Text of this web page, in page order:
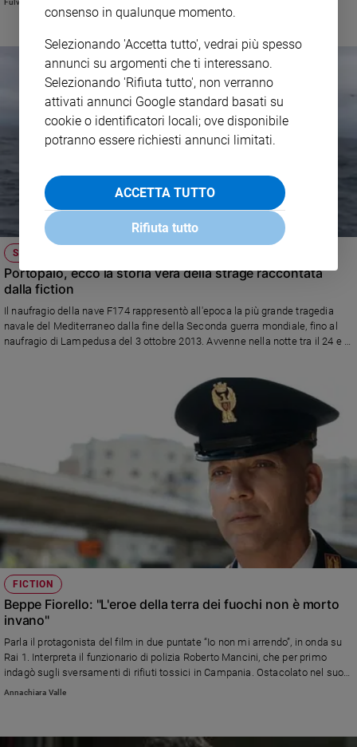
Beppe Fiorello.
SU RAIUNO
Portopalo, ecco la storia vera della strage raccontata
dalla fiction
Il naufragio della nave F174 rappresentò all'epoca la più grande tragedia
navale del Mediterraneo dalla fine della Seconda guerra mondiale, fino al
naufragio di Lampedusa del 3 ottobre 2013. Avvenne nella notte tra il 24 e il
nulla. Solo un pescatore, Salvatore Lupo, nel 2001, ebbe il coraggio di
denunciare il ritrovamento del punto esatto in cui la nave F174 era
FICTION
Beppe Fiorello: "L'eroe della terra dei fuochi non è morto
invano"
Parla il protagonista del film in due puntate “Io non mi arrendo”, in onda su
Rai 1. Interpreta il funzionario di polizia Roberto Mancini, che per primo
indagò sugli sversamenti di rifiuti tossici in Campania. Ostacolato nel suo
lavoro, è morto di cancro nel 2014.
Annachiara Valle
consenso in qualunque momento.
Selezionando 'Accetta tutto', vedrai più spesso
annunci su argomenti che ti interessano.
Selezionando 'Rifiuta tutto', non verranno
attivati annunci Google standard basati su
cookie o identificatori locali; ove disponibile
potranno essere richiesti annunci limitati.
ACCETTA TUTTO
Rifiuta tutto